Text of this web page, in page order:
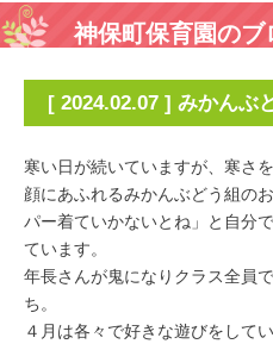
神保町保育園のブ
[ 2024.02.07 ] みかんぶ
寒い日が続いていますが、寒さ
顔にあふれるみかんぶどう組の
パー着ていかないとね」と自分
ています。
年長さんが鬼になりクラス全員
ち。
４月は各々で好きな遊びをして